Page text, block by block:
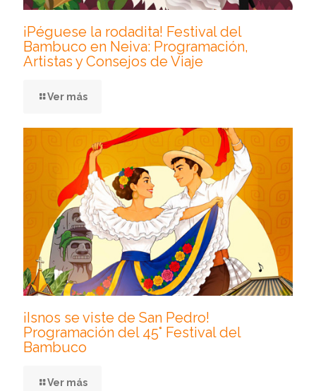
¡Péguese la rodadita! Festival del
Bambuco en Neiva: Programación,
Artistas y Consejos de Viaje
Ver más
¡Isnos se viste de San Pedro!
Programación del 45° Festival del
Bambuco
Ver más